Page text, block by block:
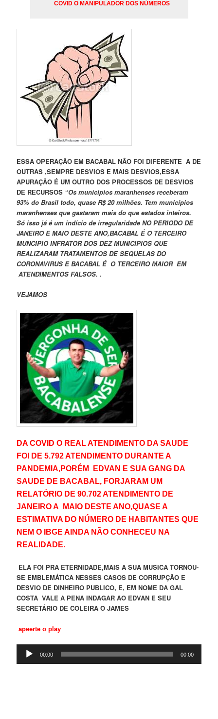
COVID O MANIPULADOR DOS NÚMEROS
ESSA OPERAÇÃO EM BACABAL NÃO FOI DIFERENTE A DE
OUTRAS ,SEMPRE DESVIOS E MAIS DESVIOS,ESSA
APURAÇÃO É UM OUTRO DOS PROCESSOS DE DESVIOS
DE RECURSOS “Os municípios maranhenses receberam
93% do Brasil todo, quase R$ 20 milhões. Tem municípios
maranhenses que gastaram mais do que estados inteiros.
Só isso já é um indício de irregularidade NO PERIODO DE
JANEIRO E MAIO DESTE ANO,BACABAL É O TERCEIRO
MUNCIPIO INFRATOR DOS DEZ MUNICIPIOS QUE
REALIZARAM TRATAMENTOS DE SEQUELAS DO
CORONAVIRUS E BACABAL É O TERCEIRO MAIOR EM
ATENDIMENTOS FALSOS. .
VEJAMOS
DA COVID O REAL ATENDIMENTO DA SAUDE
FOI DE 5.792 ATENDIMENTO DURANTE A
PANDEMIA,PORÉM EDVAN E SUA GANG DA
SAUDE DE BACABAL, FORJARAM UM
RELATÓRIO DE 90.702 ATENDIMENTO DE
JANEIRO A MAIO DESTE ANO,QUASE A
ESTIMATIVA DO NÚMERO DE HABITANTES QUE
NEM O IBGE AINDA NÃO CONHECEU NA
REALIDADE.
ELA FOI PRA ETERNIDADE,MAIS A SUA MUSICA TORNOU-
SE EMBLEMÁTICA NESSES CASOS DE CORRUPÇÃO E
DESVIO DE DINHEIRO PUBLICO, E, EM NOME DA GAL
COSTA VALE A PENA INDAGAR AO EDVAN E SEU
SECRETÁRIO DE COLEIRA O JAMES
apeerte o play
Tocador
00:00 00:00